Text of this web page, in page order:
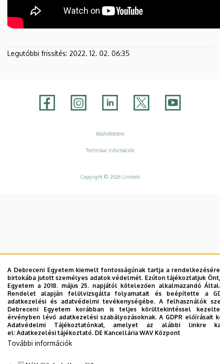
Legutóbbi frissítés: 2022. 12. 02. 06:35
Adatvédelem
Technikai információk
Copyright © 2026 Unideb
A Debreceni Egyetem kiemelt fontosságúnak tartja a
birtokába jutott személyes adatok védelmét. Ezúton tájékoztatjuk
Egyetem a 2018. május 25. napjától kötelezően alkalmazandó
Rendelet alapján felülvizsgálta folyamatait és beépítette a
adatkezelési és adatvédelmi tevékenységébe. A felhasználók
Debreceni Egyetem korábban is teljes körültekintéssel
érvényben lévő adatkezelési szabályozásoknak. A GDPR előírásait
Adatvédelmi Tájékoztatónkat, amelyet az alábbi linkre
el: Adatkezelési tájékoztató. DE Kancellária WAV Központ
További információk